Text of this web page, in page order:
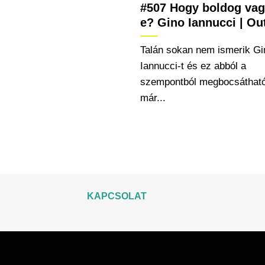
#507 Hogy boldog
e? Gino Iannucci |
Talán sokan nem ismerik
Iannucci-t és ez abból a
szempontból
már...
KAPCSOLAT